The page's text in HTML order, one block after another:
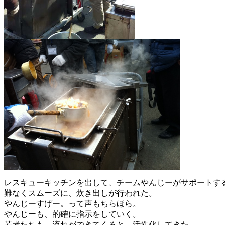
レスキューキッチンを出して、チームやんじーがサポートす
難なくスムーズに、炊き出しが行われた。
やんじーすげー。って声もちらほら。
やんじーも、的確に指示をしていく。